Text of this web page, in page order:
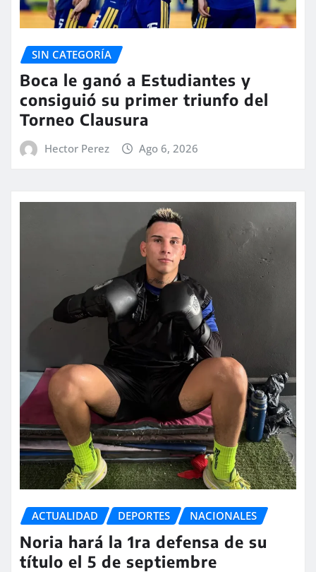
SIN CATEGORÍA
Boca le ganó a Estudiantes y
consiguió su primer triunfo del
Torneo Clausura
Hector Perez Ago 6, 2026
ACTUALIDAD DEPORTES NACIONALES
Noria hará la 1ra defensa de su
título el 5 de septiembre